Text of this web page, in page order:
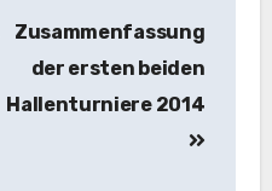
Zusammenfassung
der ersten beiden
Hallenturniere 2014